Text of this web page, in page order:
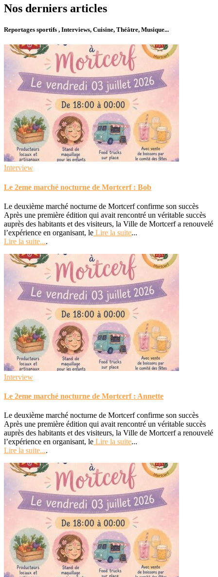
Nos derniers articles
Reportages sportifs , Interviews, Cuisine, Théâtre, Musique...
Interview
Le 2eme marché nocturne de Mortcerf : Bob
Le deuxième marché nocturne de Mortcerf confirme son succès
Après une première édition qui avait rencontré un véritable succès
auprès des habitants et des visiteurs, la Ville de Mortcerf a renouvelé
l’expérience en organisant, le Lire la suite...
Lire la suite....
Interview
Le 2eme marché nocturne de Mortcerf : Annette
Le deuxième marché nocturne de Mortcerf confirme son succès
Après une première édition qui avait rencontré un véritable succès
auprès des habitants et des visiteurs, la Ville de Mortcerf a renouvelé
l’expérience en organisant, le Lire la suite...
Lire la suite....